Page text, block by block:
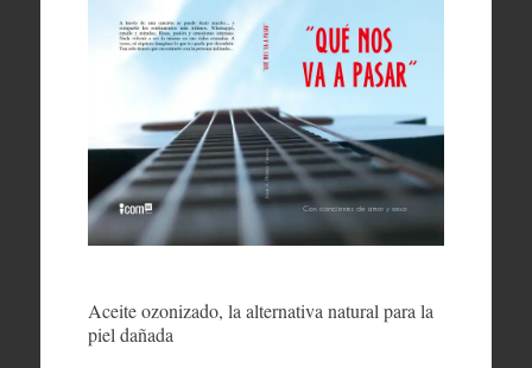
Aceite ozonizado, la alternativa natural para la
piel dañada